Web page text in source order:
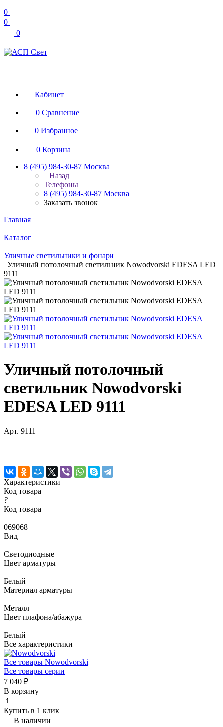
0
0
0
Кабинет
0 Сравнение
0 Избранное
0 Корзина
8 (495) 984-30-87 Москва
Назад
Телефоны
8 (495) 984-30-87 Москва
Заказать звонок
Главная
Каталог
Уличные светильники и фонари
Уличный потолочный светильник Nowodvorski EDESA LED
9111
Уличный потолочный
светильник Nowodvorski
EDESA LED 9111
Арт. 9111
Характеристики
Код товара
?
Код товара
—
069068
Вид
—
Светодиодные
Цвет арматуры
—
Белый
Материал арматуры
—
Металл
Цвет плафона/абажура
—
Белый
Все характеристики
Все товары Nowodvorski
Все товары серии
7 040 ₽
В корзину
Купить в 1 клик
В наличии